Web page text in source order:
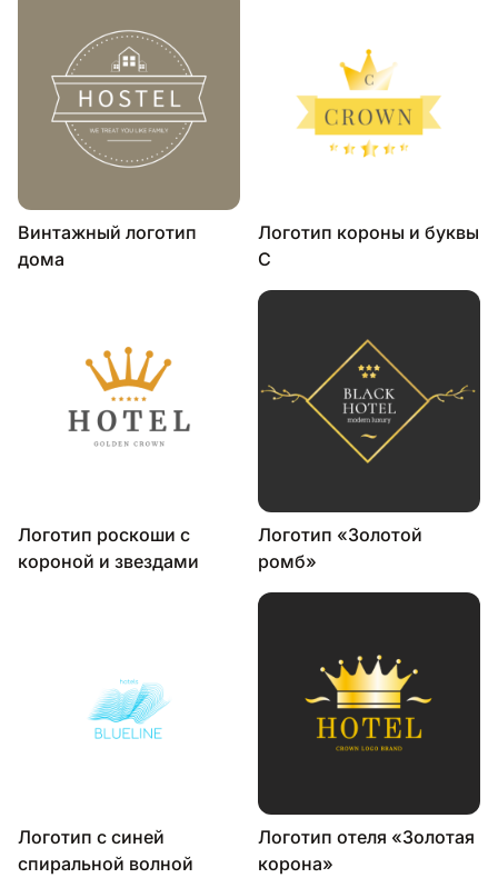
Винтажный логотип
дома
Логотип короны и буквы
C
Логотип роскоши с
короной и звездами
Логотип «Золотой
ромб»
Логотип с синей
спиральной волной
Логотип отеля «Золотая
корона»